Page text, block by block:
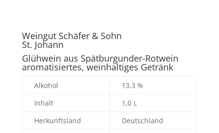
Weingut Schäfer & Sohn
St. Johann
Glühwein aus Spätburgunder-Rotwein
aromatisiertes, weinhaltiges Getränk
Alkohol
13,3 %
Inhalt
1,0 L
Herkunftsland
Deutschland